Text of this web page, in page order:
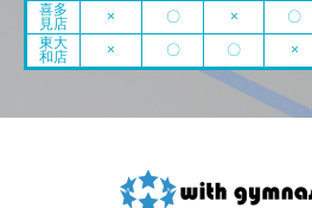
喜多
見店
× 〇 × 〇
東大
和店
× 〇 〇 ×